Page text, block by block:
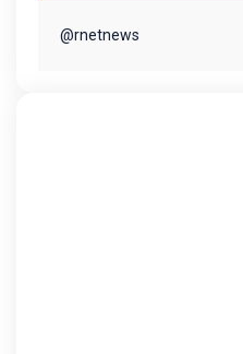
@rnetnews